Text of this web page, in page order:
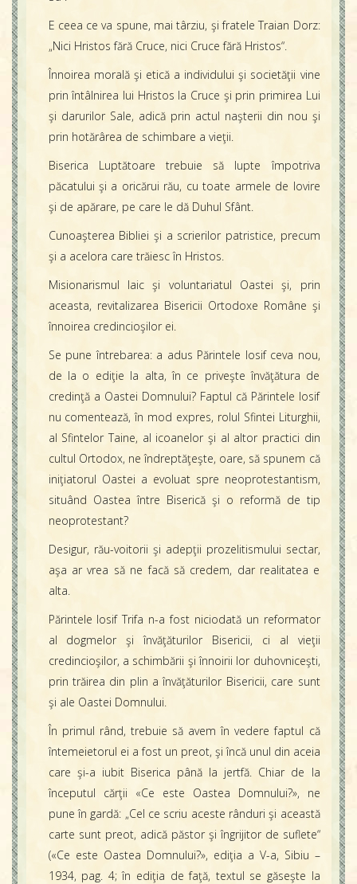
E ceea ce va spune, mai târziu, şi fratele Traian Dorz:
„Nici Hristos fără Cruce, nici Cruce fără Hristos“.
Înnoirea morală şi etică a individului şi societăţii vine
prin întâlnirea lui Hristos la Cruce şi prin primirea Lui
şi darurilor Sale, adică prin actul naşterii din nou şi
prin hotărârea de schimbare a vieţii.
Biserica Luptătoare trebuie să lupte împotriva
păcatului şi a oricărui rău, cu toate armele de lovire
şi de apărare, pe care le dă Duhul Sfânt.
Cunoaşterea Bibliei şi a scrierilor patristice, precum
şi a acelora care trăiesc în Hristos.
Misionarismul laic şi voluntariatul Oastei şi, prin
aceasta, revitalizarea Bisericii Ortodoxe Române şi
înnoirea credincioşilor ei.
Se pune întrebarea: a adus Părintele Iosif ceva nou,
de la o ediţie la alta, în ce priveşte învăţătura de
credinţă a Oastei Domnului? Faptul că Părintele Iosif
nu comentează, în mod expres, rolul Sfintei Liturghii,
al Sfintelor Taine, al icoanelor şi al altor practici din
cultul Ortodox, ne îndreptăţeşte, oare, să spunem că
iniţiatorul Oastei a evoluat spre neoprotestantism,
situând Oastea între Biserică şi o reformă de tip
neoprotestant?
Desigur, rău-voitorii şi adepţii prozelitismului sectar,
aşa ar vrea să ne facă să credem, dar realitatea e
alta.
Părintele Iosif Trifa n-a fost niciodată un reformator
al dogmelor şi învăţăturilor Bisericii, ci al vieţii
credincioşilor, a schimbării şi înnoirii lor duhovniceşti,
prin trăirea din plin a învăţăturilor Bisericii, care sunt
şi ale Oastei Domnului.
În primul rând, trebuie să avem în vedere faptul că
întemeietorul ei a fost un preot, şi încă unul din aceia
care şi-a iubit Biserica până la jertfă. Chiar de la
începutul cărţii «Ce este Oastea Domnului?», ne
pune în gardă: „Cel ce scriu aceste rânduri şi această
carte sunt preot, adică păstor şi îngrijitor de suflete“
(«Ce este Oastea Domnului?», ediţia a V-a, Sibiu –
1934, pag. 4; în ediţia de faţă, textul se găseşte la